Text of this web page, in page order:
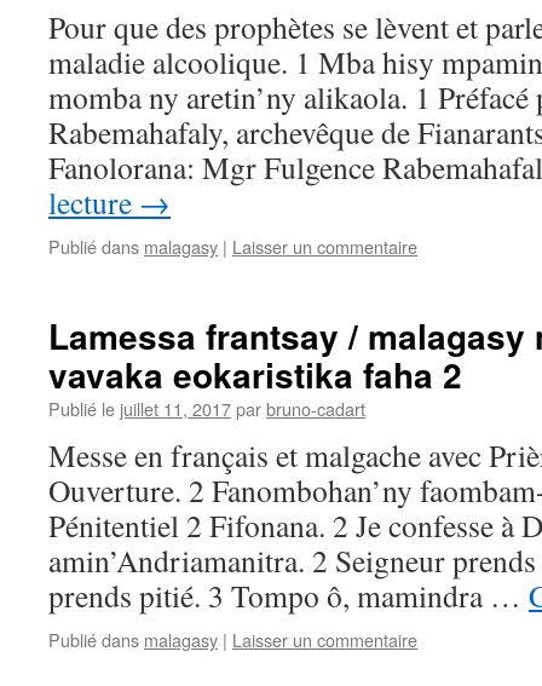
Pour que des prophètes se lèvent et
maladie alcoolique. 1 Mba hisy
momba ny aretin’ny alikaola. 1
Rabemahafaly, archevêque de
Fanolorana: Mgr Fulgence
lecture →
Publié dans malagasy | Laisser un commentaire
Lamessa frantsay / malagasy
vavaka eokaristika faha 2
Publié le juillet 11, 2017parbruno-cadart
Messe en français et malgache avec
Ouverture. 2 Fanombohan’ny
Pénitentiel 2 Fifonana. 2 Je confesse à
amin’Andriamanitra. 2 Seigneur
prends pitié. 3 Tompo ô, mamindra …
Publié dans malagasy | Laisser un commentaire